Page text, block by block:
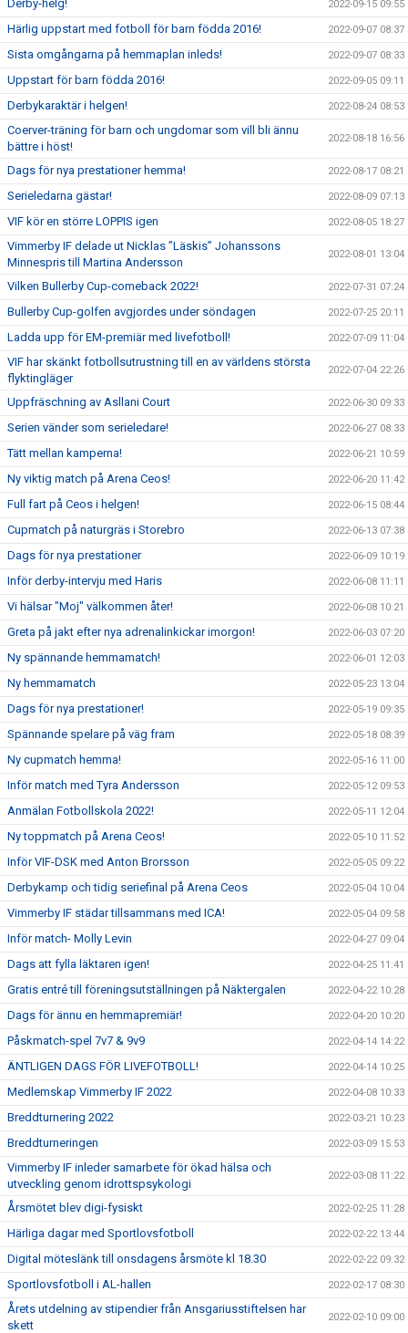
Derby-helg! 2022-09-15 09:55
Härlig uppstart med fotboll för barn födda 2016! 2022-09-07 08:37
Sista omgångarna på hemmaplan inleds! 2022-09-07 08:33
Uppstart för barn födda 2016! 2022-09-05 09:11
Derbykaraktär i helgen! 2022-08-24 08:53
Coerver-träning för barn och ungdomar som vill bli ännu
bättre i höst!
2022-08-18 16:56
Dags för nya prestationer hemma! 2022-08-17 08:21
Serieledarna gästar! 2022-08-09 07:13
VIF kör en större LOPPIS igen 2022-08-05 18:27
Vimmerby IF delade ut Nicklas ”Läskis” Johanssons
Minnespris till Martina Andersson
2022-08-01 13:04
Vilken Bullerby Cup-comeback 2022! 2022-07-31 07:24
Bullerby Cup-golfen avgjordes under söndagen 2022-07-25 20:11
Ladda upp för EM-premiär med livefotboll! 2022-07-09 11:04
VIF har skänkt fotbollsutrustning till en av världens största
flyktingläger
2022-07-04 22:26
Uppfräschning av Asllani Court 2022-06-30 09:33
Serien vänder som serieledare! 2022-06-27 08:33
Tätt mellan kamperna! 2022-06-21 10:59
Ny viktig match på Arena Ceos! 2022-06-20 11:42
Full fart på Ceos i helgen! 2022-06-15 08:44
Cupmatch på naturgräs i Storebro 2022-06-13 07:38
Dags för nya prestationer 2022-06-09 10:19
Inför derby-intervju med Haris 2022-06-08 11:11
Vi hälsar "Moj" välkommen åter! 2022-06-08 10:21
Greta på jakt efter nya adrenalinkickar imorgon! 2022-06-03 07:20
Ny spännande hemmamatch! 2022-06-01 12:03
Ny hemmamatch 2022-05-23 13:04
Dags för nya prestationer! 2022-05-19 09:35
Spännande spelare på väg fram 2022-05-18 08:39
Ny cupmatch hemma! 2022-05-16 11:00
Inför match med Tyra Andersson 2022-05-12 09:53
Anmälan Fotbollskola 2022! 2022-05-11 12:04
Ny toppmatch på Arena Ceos! 2022-05-10 11:52
Inför VIF-DSK med Anton Brorsson 2022-05-05 09:22
Derbykamp och tidig seriefinal på Arena Ceos 2022-05-04 10:04
Vimmerby IF städar tillsammans med ICA! 2022-05-04 09:58
Inför match- Molly Levin 2022-04-27 09:04
Dags att fylla läktaren igen! 2022-04-25 11:41
Gratis entré till föreningsutställningen på Näktergalen 2022-04-22 10:28
Dags för ännu en hemmapremiär! 2022-04-20 10:20
Påskmatch-spel 7v7 & 9v9 2022-04-14 14:22
ÄNTLIGEN DAGS FÖR LIVEFOTBOLL! 2022-04-14 10:25
Medlemskap Vimmerby IF 2022 2022-04-08 10:33
Breddturnering 2022 2022-03-21 10:23
Breddturneringen 2022-03-09 15:53
Vimmerby IF inleder samarbete för ökad hälsa och
utveckling genom idrottspsykologi
2022-03-08 11:22
Årsmötet blev digi-fysiskt 2022-02-25 11:28
Härliga dagar med Sportlovsfotboll 2022-02-22 13:44
Digital möteslänk till onsdagens årsmöte kl 18.30 2022-02-22 09:32
Sportlovsfotboll i AL-hallen 2022-02-17 08:30
Årets utdelning av stipendier från Ansgariusstiftelsen har
skett
2022-02-10 09:00